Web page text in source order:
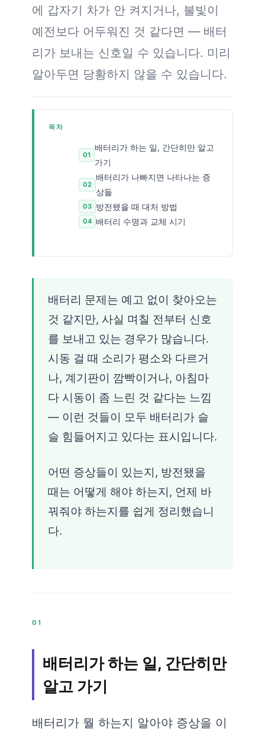
에 갑자기 차가 안 켜지거나, 불빛이
예전보다 어두워진 것 같다면 — 배터
리가 보내는 신호일 수 있습니다. 미리
알아두면 당황하지 않을 수 있습니다.
목차
배터리가 하는 일, 간단히만 알고
가기
배터리가 나빠지면 나타나는 증
상들
방전됐을 때 대처 방법
배터리 수명과 교체 시기
배터리 문제는 예고 없이 찾아오는
것 같지만, 사실 며칠 전부터 신호
를 보내고 있는 경우가 많습니다.
시동 걸 때 소리가 평소와 다르거
나, 계기판이 깜빡이거나, 아침마
다 시동이 좀 느린 것 같다는 느낌
— 이런 것들이 모두 배터리가 슬
슬 힘들어지고 있다는 표시입니다.
어떤 증상들이 있는지, 방전됐을
때는 어떻게 해야 하는지, 언제 바
꿔줘야 하는지를 쉽게 정리했습니
다.
01
배터리가 하는 일, 간단히만
알고 가기
배터리가 뭘 하는지 알아야 증상을 이